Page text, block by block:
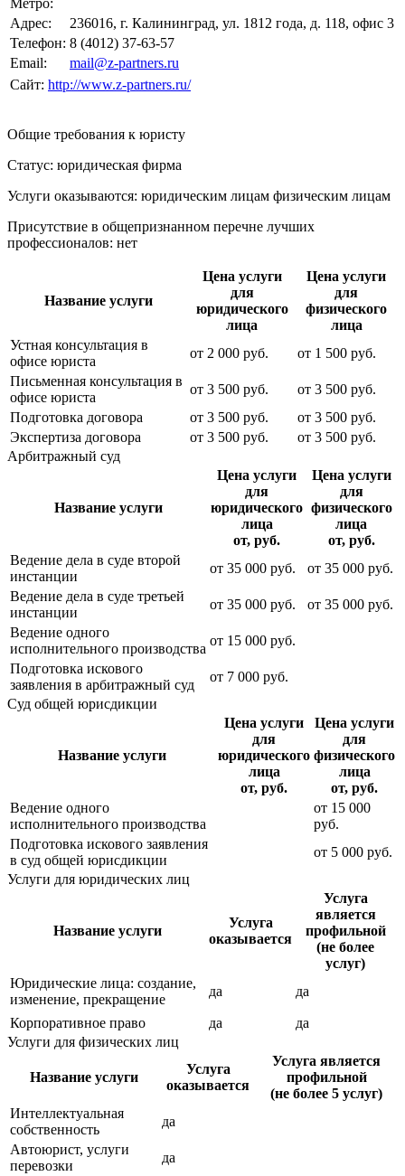
Адрес:
236016, г. Калининград, ул. 1812 года, д. 118, офис 3
Телефон: 8 (4012) 37-63-57
Email:
mail@z-partners.ru
Сайт: http://www.z-partners.ru/
Общие требования к юристу
Статус: юридическая фирма
Услуги оказываются: юридическим лицам физическим лицам
Присутствие в общепризнанном перечне лучших
профессионалов: нет
Название услуги
Цена услуги
для
юридического
лица
Цена услуги
для
физического
лица
Устная консультация в
офисе юриста
от 2 000 руб. от 1 500 руб.
Письменная консультация в
офисе юриста
от 3 500 руб. от 3 500 руб.
Подготовка договора
от 3 500 руб. от 3 500 руб.
Экспертиза договора
от 3 500 руб. от 3 500 руб.
Арбитражный суд
Название услуги
Цена услуги
для
юридического
лица
от, руб.
Цена услуги
для
физического
лица
от, руб.
Ведение дела в суде второй
инстанции
от 35 000 руб. от 35 000 руб.
Ведение дела в суде третьей
инстанции
от 35 000 руб. от 35 000 руб.
Ведение одного
исполнительного производства
от 15 000 руб.
Подготовка искового
заявления в арбитражный суд
от 7 000 руб.
Суд общей юрисдикции
Название услуги
Цена услуги
для
юридического
лица
от, руб.
Цена услуги
для
физического
лица
от, руб.
Ведение одного
исполнительного производства
от 15 000
руб.
Подготовка искового заявления
в суд общей юрисдикции
от 5 000 руб.
Услуги для юридических лиц
Название услуги
Услуга
оказывается
Услуга
является
профильной
(не более
услуг)
Юридические лица: создание,
изменение, прекращение
да да
Корпоративное право да
да
Услуги для физических лиц
Название услуги
Услуга
оказывается
Услуга является
профильной
(не более 5 услуг)
Интеллектуальная
собственность
да
Автоюрист, услуги
перевозки
да